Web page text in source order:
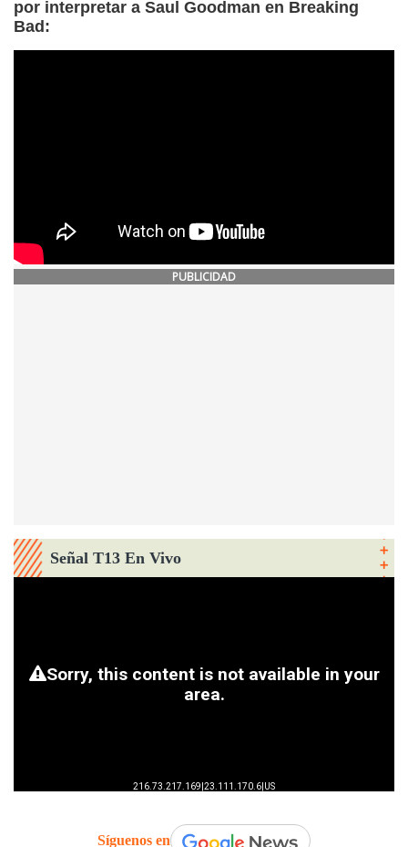
por interpretar a Saul Goodman en Breaking
Bad:
PUBLICIDAD
Señal T13 En Vivo
Síguenos en